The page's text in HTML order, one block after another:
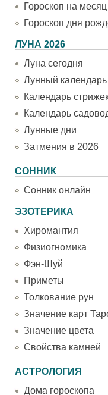
Гороскоп на месяц
Гороскоп дня
ЛУНА 2026
Луна сегодня
Лунный календарь
Календарь
Календарь
Лунные дни
Затмения в 2026
СОННИК
Сонник онлайн
ЭЗОТЕРИКА
Хиромантия
Физиогномика
Фэн-Шуй
Приметы
Толкование рун
Значение карт
Значение цвета
Свойства камней
АСТРОЛОГИЯ
Дома гороскопа